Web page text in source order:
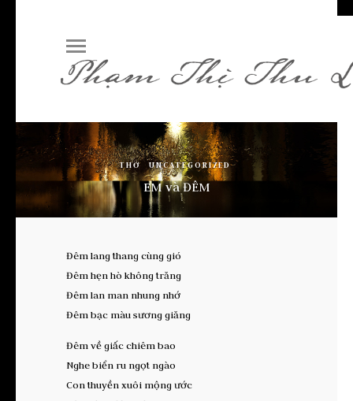
THƠ UNCATEGORIZED
EM và ĐÊM
Đêm lang thang cùng gió
Đêm hẹn hò không trăng
Đêm lan man nhung nhớ
Đêm bạc màu sương giăng
Đêm về giấc chiêm bao
Nghe biển ru ngọt ngào
Con thuyền xuôi mộng ước